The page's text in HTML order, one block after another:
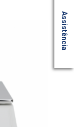
Assistência